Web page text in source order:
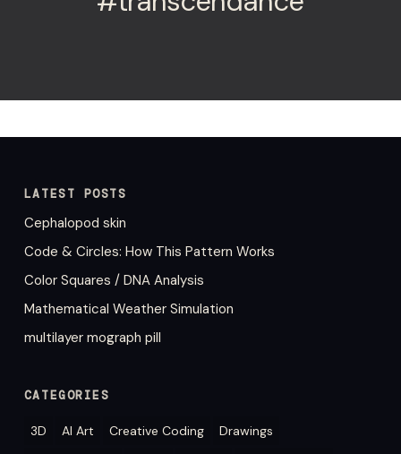
LATEST POSTS
Cephalopod skin
Code & Circles: How This Pattern Works
Color Squares / DNA Analysis
Mathematical Weather Simulation
multilayer mograph pill
CATEGORIES
3D AI Art Creative Coding Drawings